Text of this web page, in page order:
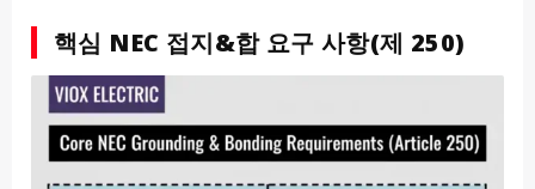
핵심 NEC 접지&합 요구 사항(제 250)